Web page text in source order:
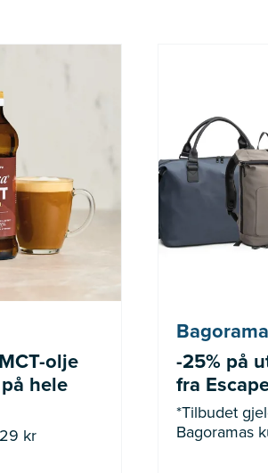
olje
hele
kr
Bagorama
-25% på
fra
*Tilbudet
Bagoramas